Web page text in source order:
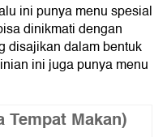
ini punya menu spesial
dinikmati dengan
disajikan dalam bentuk
ini juga punya menu
Makan)